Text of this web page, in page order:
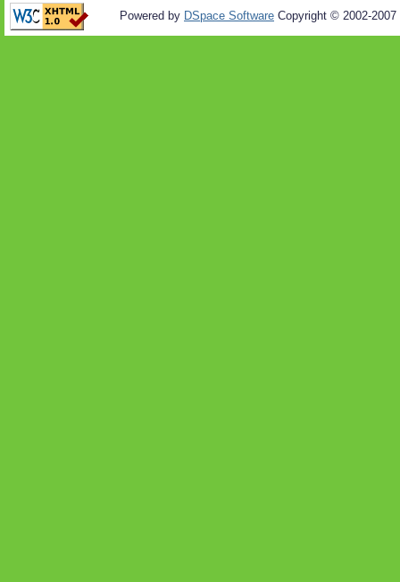
Powered by DSpace Software Copyright © 2002-2007